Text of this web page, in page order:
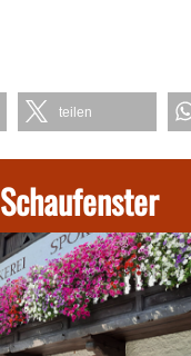
teilen
Schaufenster